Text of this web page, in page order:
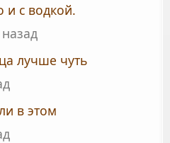
с водкой.
назад
лучше чуть
в этом